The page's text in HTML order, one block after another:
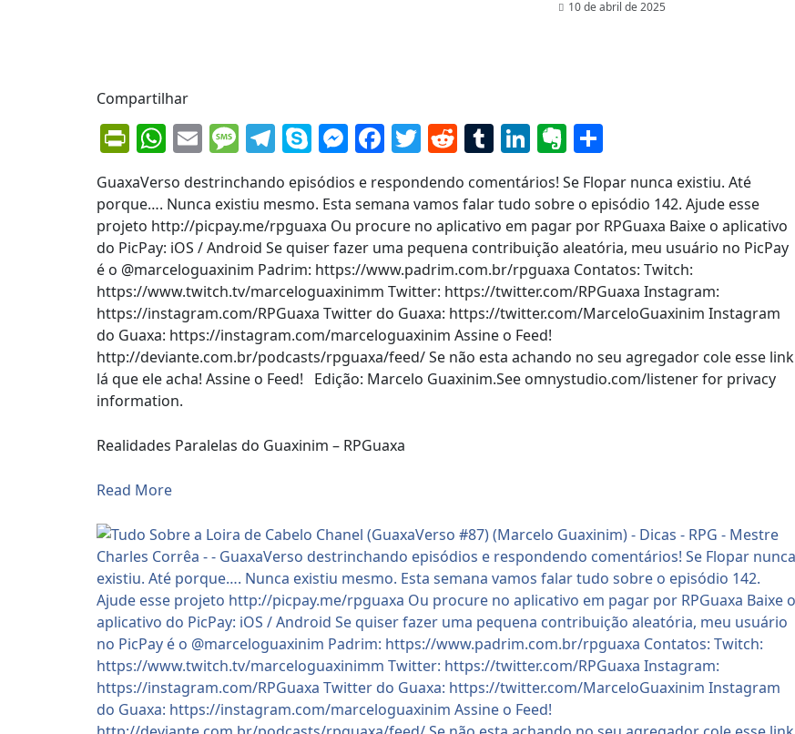
10 de abril de 2025
Compartilhar
PrintFriendly
WhatsApp
EmailMessage
Telegram
SkypeMessenger
Facebook
Twitter
Reddit
Tumblr
LinkedIn
Evernote
GuaxaVerso destrinchando episódios e respondendo comentários! Se Flopar nunca existiu. Até
porque…. Nunca existiu mesmo. Esta semana vamos falar tudo sobre o episódio 142. Ajude esse
projeto http://picpay.me/rpguaxa Ou procure no aplicativo em pagar por RPGuaxa Baixe o aplicativo
do PicPay: iOS / Android Se quiser fazer uma pequena contribuição aleatória, meu usuário no PicPay
é o @marceloguaxinim Padrim: https://www.padrim.com.br/rpguaxa Contatos: Twitch:
https://www.twitch.tv/marceloguaxinimm Twitter: https://twitter.com/RPGuaxa Instagram:
https://instagram.com/RPGuaxa Twitter do Guaxa: https://twitter.com/MarceloGuaxinim Instagram
do Guaxa: https://instagram.com/marceloguaxinim Assine o Feed!
http://deviante.com.br/podcasts/rpguaxa/feed/ Se não esta achando no seu agregador cole esse link
lá que ele acha! Assine o Feed! Edição: Marcelo Guaxinim.See omnystudio.com/listener for privacy
information.
Realidades Paralelas do Guaxinim – RPGuaxa
Read More